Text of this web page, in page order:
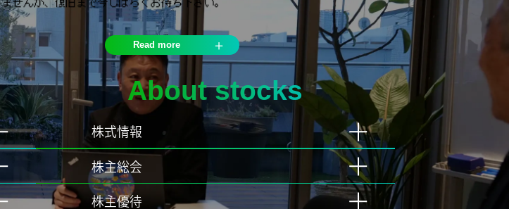
Read more ＋
About stocks
株式情報
株主総会
株主優待